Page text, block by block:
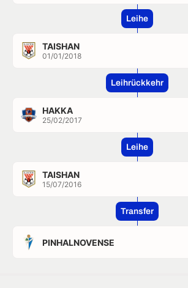
Leihe
TAISHAN
01/01/2018
Leihrückkehr
HAKKA
25/02/2017
Leihe
TAISHAN
15/07/2016
Transfer
PINHALNOVENSE